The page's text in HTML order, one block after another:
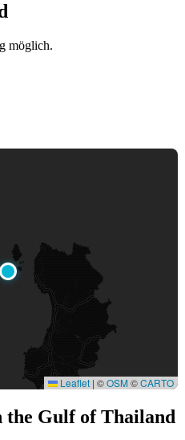
möglich.
Leaflet | ©OSM©CARTO
the Gulf of Thailand